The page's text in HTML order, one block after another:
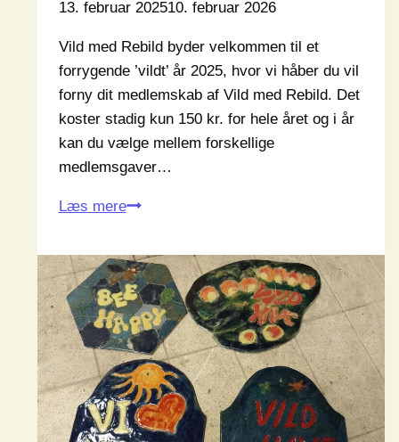
13. februar 202510. februar 2026
Vild med Rebild byder velkommen til et
forrygende ’vildt’ år 2025, hvor vi håber du vil
forny dit medlemskab af Vild med Rebild. Det
koster stadig kun 150 kr. for hele året og i år
kan du vælge mellem forskellige
medlemsgaver…
Læs mereKontingent